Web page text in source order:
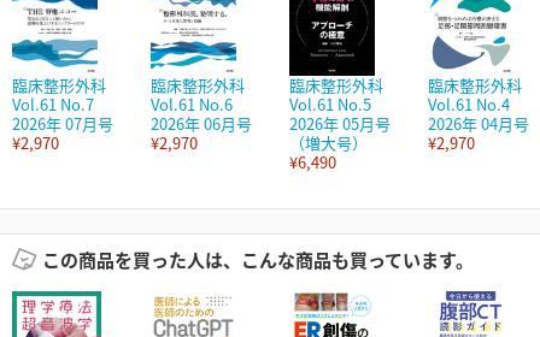
臨床整形外科
Vol.61 No.7
2026年 07月号
¥2,970
臨床整形外科
Vol.61 No.6
2026年 06月号
¥2,970
臨床整形外科
Vol.61 No.5
2026年 05月号
（増大号）
¥6,490
臨床整形外科
Vol.61 No.4
2026年 04月号
¥2,970
この商品を買った人は、こんな商品も買っています。